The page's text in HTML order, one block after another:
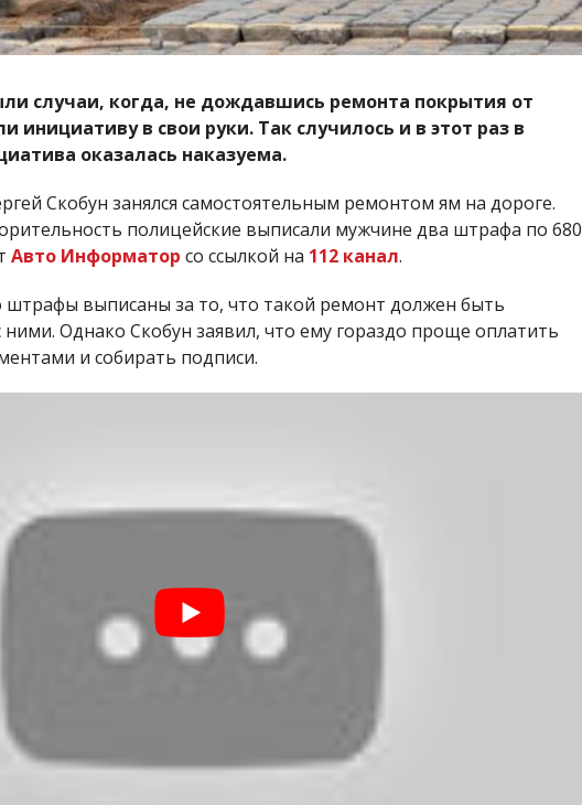
случаи, когда, не дождавшись ремонта покрытия от
в свои руки. Так случилось и в этот раз в
оказалась наказуема.
Скобун занялся самостоятельным ремонтом ям на дороге.
полицейские выписали мужчине два штрафа по 680
Авто Информатор со ссылкой на 112 канал.
выписаны за то, что такой ремонт должен быть
ними. Однако Скобун заявил, что ему гораздо проще оплатить
и собирать подписи.